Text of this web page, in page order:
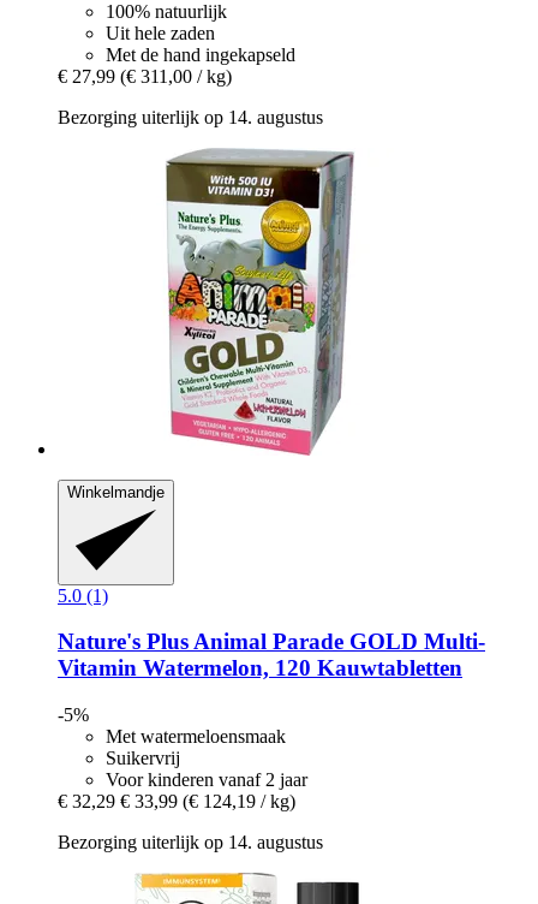
100% natuurlijk
Uit hele zaden
Met de hand ingekapseld
€ 27,99 (€ 311,00 / kg)
Bezorging uiterlijk op 14. augustus
Winkelmandje
5.0 (1)
Nature's PlusAnimal Parade GOLD Multi-​
Vitamin Watermelon, 120 Kauwtabletten
-5%
Met watermeloensmaak
Suikervrij
Voor kinderen vanaf 2 jaar
€ 32,29 € 33,99 (€ 124,19 / kg)
Bezorging uiterlijk op 14. augustus